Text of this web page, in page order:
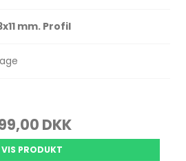
mm. Profil
DKK
VIS PRODUKT